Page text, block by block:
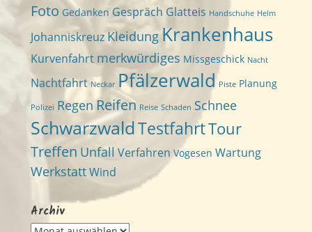
Foto Gedanken Gespräch Glatteis Handschuhe Helm
JohanniskreuzKleidung Krankenhaus
Kurvenfahrt merkwürdiges Missgeschick Nacht
Nachtfahrt Neckar Pfälzerwald Piste Planung
Polizei Regen Reifen Reise Schaden Schnee
SchwarzwaldTestfahrtTour
Treffen Unfall Verfahren Vogesen Wartung
WerkstattWind
Archiv